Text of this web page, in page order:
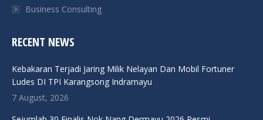
Business Consulting
RECENT NEWS
Kebakaran Terjadi Jaring Milik Nelayan Dan Mobil Fortuner
Ludes DI TPI Karangsong Indramayu
7 August, 2026